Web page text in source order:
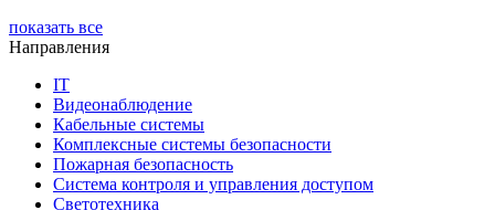
показать все
Направления
IT
Видеонаблюдение
Кабельные системы
Комплексные системы безопасности
Пожарная безопасность
Система контроля и управления доступом
Светотехника